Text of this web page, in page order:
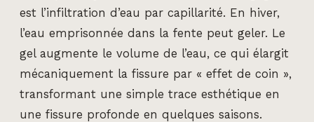
est l’infiltration d’eau par capillarité. En hiver,
l’eau emprisonnée dans la fente peut geler. Le
gel augmente le volume de l’eau, ce qui élargit
mécaniquement la fissure par « effet de coin »,
transformant une simple trace esthétique en
une fissure profonde en quelques saisons.